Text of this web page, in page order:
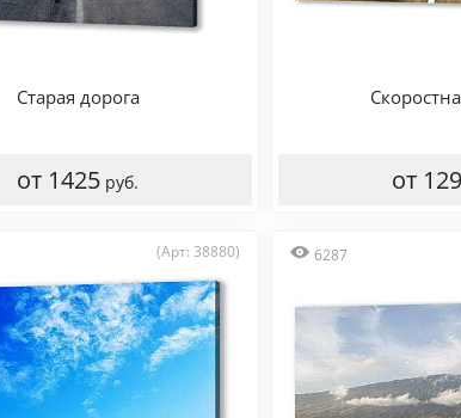
Старая дорога
от 1425 руб. от
(Арт: 38880) 6287